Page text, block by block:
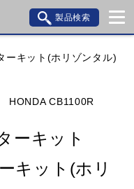
製品検索
ーキット(ホリゾンタル)
HONDA CB1100R
ーキット
キット(ホリ